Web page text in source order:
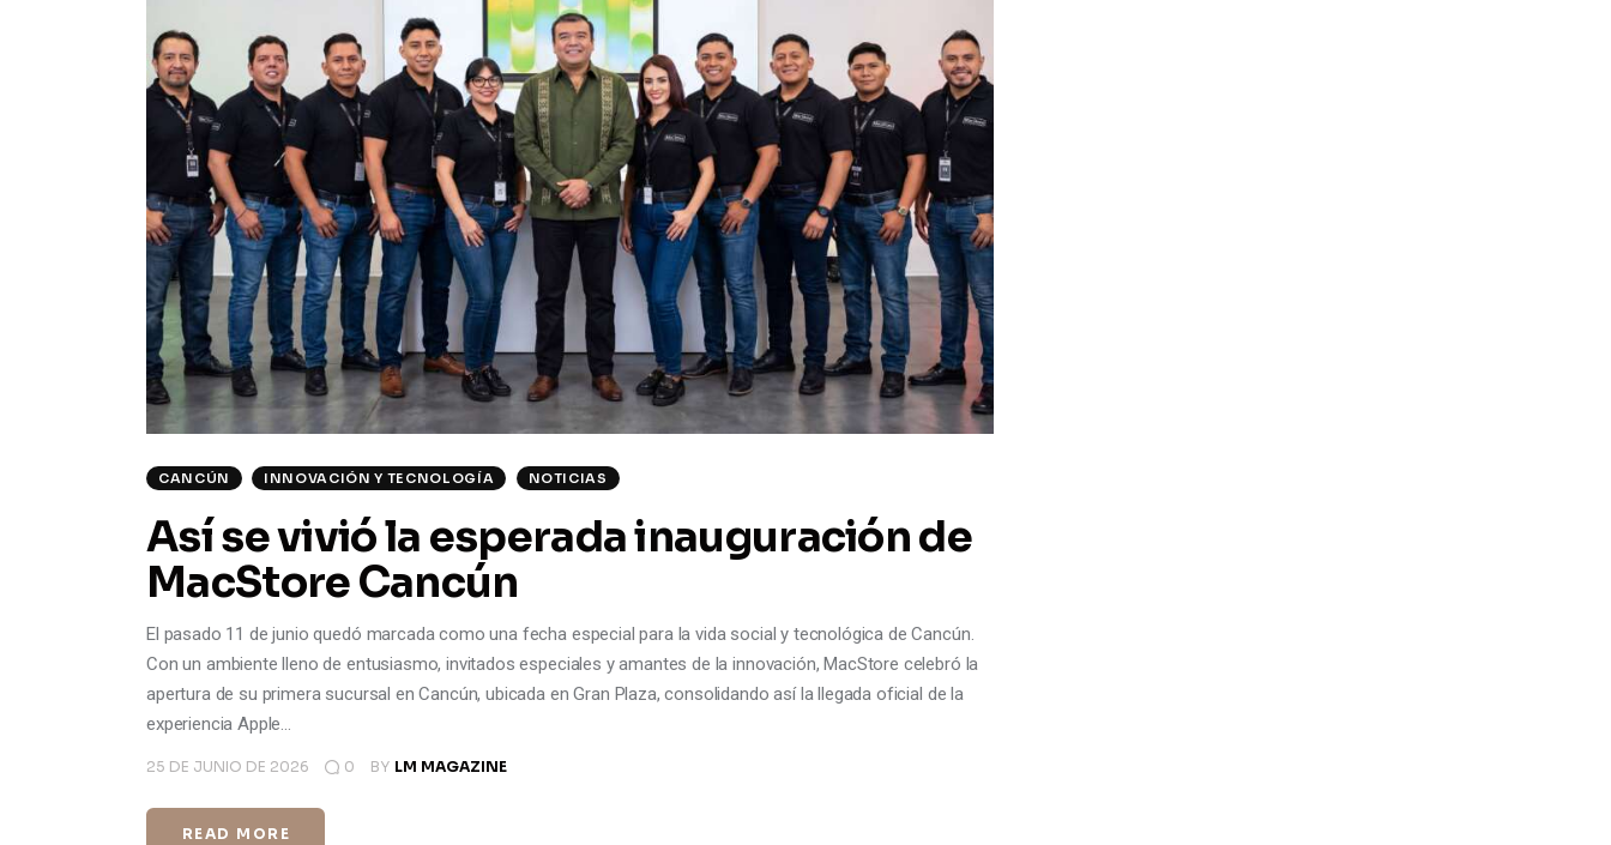
CANCÚN INNOVACIÓN Y TECNOLOGÍA NOTICIAS
Así se vivió la esperada inauguración de
MacStore Cancún
El pasado 11 de junio quedó marcada como una fecha especial para la vida social y tecnológica de Cancún.
Con un ambiente lleno de entusiasmo, invitados especiales y amantes de la innovación, MacStore celebró la
apertura de su primera sucursal en Cancún, ubicada en Gran Plaza, consolidando así la llegada oficial de la
experiencia Apple…
25 DE JUNIO DE 2026 0 BY LM MAGAZINE
READ MORE